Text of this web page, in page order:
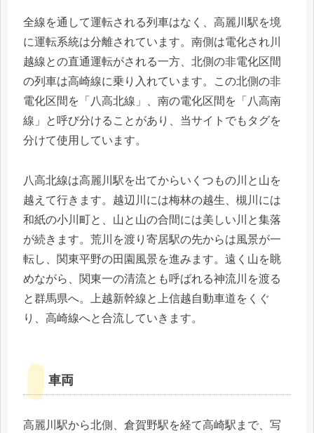
全線を通して運転される列車はなく、高麗川駅を境
に運転系統は分離されています。南側は電化され川
越線との直通運転がされる一方、北側の非電化区間
の列車は高崎線に乗り入れています。この北側の非
電化区間を「八高北線」、南の電化区間を「八高南
線」と呼び分けることがあり、当サイトでもタグを
分けて使用しています。
八高北線は高麗川駅を出てからいくつもの川と山を
越えて行きます。越辺川には梅林の越生、槻川には
和紙の小川町と、山と山の合間には美しい川と集落
が続きます。荒川を渡り寄居駅の先からは風景が一
転し、関東平野の田園風景を進みます。遠く山を眺
めながら、関東一の清流とも呼ばれる神流川を渡る
と群馬県へ。上越新幹線と上信越自動車道をくぐ
り、高崎線へと合流していきます。
車両
高麗川駅から北側、倉賀野駅を経て高崎駅まで、写